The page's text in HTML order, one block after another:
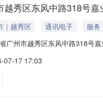
越秀区东风中路318号
｜越秀区 通讯电子 服务
广州市越秀区东风中路318号
公司定于2026年7月24日10时
07-17 17:03